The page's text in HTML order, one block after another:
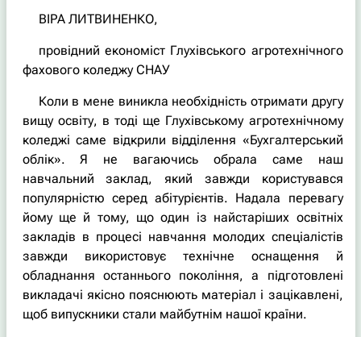
ВІРА ЛИТВИНЕНКО,
провідний економіст Глухівського агротехнічного
фахового коледжу СНАУ
Коли в мене виникла необхідність отримати другу
вищу освіту, в тоді ще Глухівському агротехнічному
коледжі саме відкрили відділення «Бухгалтерський
облік». Я не вагаючись обрала саме наш
навчальний заклад, який завжди користувався
популярністю серед абітурієнтів. Надала перевагу
йому ще й тому, що один із найстаріших освітніх
закладів в процесі навчання молодих спеціалістів
завжди використовує технічне оснащення й
обладнання останнього покоління, а підготовлені
викладачі якісно пояснюють матеріал і зацікавлені,
щоб випускники стали майбутнім нашої країни.